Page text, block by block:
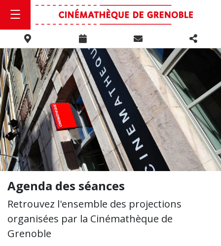
Agenda des séances
Retrouvez l'ensemble des projections
organisées par la Cinémathèque de
Grenoble